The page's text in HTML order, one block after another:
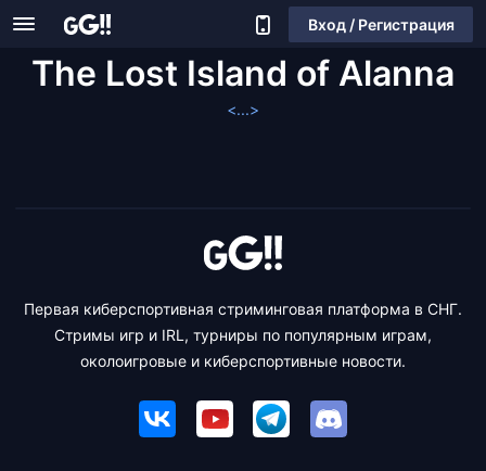
Вход / Регистрация
The Lost Island of Alanna
<...>
Первая киберспортивная стриминговая платформа в СНГ.
Стримы игр и IRL, турниры по популярным играм,
околоигровые и киберспортивные новости.